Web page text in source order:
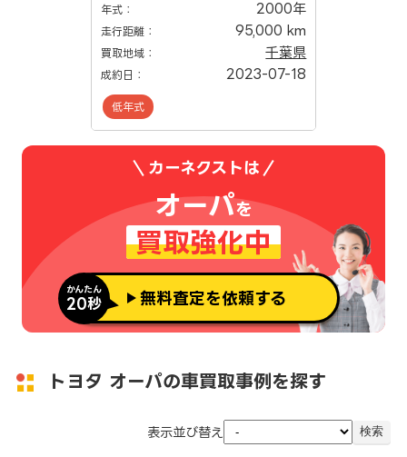
年式： 2000年
走行距離： 95,000 km
買取地域： 千葉県
成約日： 2023-07-18
低年式
カーネクストは
オーパを
買取強化中
かんたん
20秒 無料査定を依頼する
トヨタ オーパの車買取事例を探す
表示並び替え